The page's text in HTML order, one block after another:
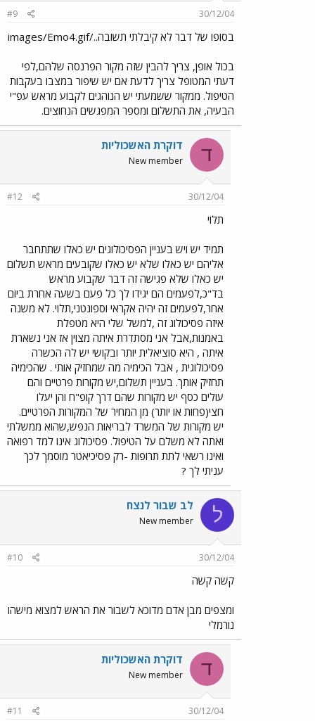
30/12/04
#9
בסופו של דבר לא קיבלתי תשובה../images/Emo4.gif
בכול אופן, צריך להבין שזה מקור הפרנסה שלהם,לפי
דעתי המטופל צריך לדעת אם יש שיפור במצבו בעקבות
הטיפול. ממקור ששמעתי יש הנוהגים לקבוע מראש עפ"י
הבעיה, את התשלום ומספר המפגשים הנחוצים.
ד דוקרת האשכוליות
New member
30/12/04
#12
תלוי
תמיד יש ויש בעניין הפסיכולוגים יש כאלו שתתחבר
אליהם יש כאלו שלא יש כאלו שקובעים מראש תשלום
יש כאלו שלא פגישה זה דבר שקבוע מראש
בד"כ,לפעמים הם יגידו לך כל פעם בשעה אחרת ביום
אחר,לפעמים זה יהיה אקראי וספונטני,תלוי. לא משנה
איזה פסיכולוג זה ,למשל שלי היא מטפלת
באמנות,אבל אני מסתדרת איתה מצוין אז אני נשארת
איתה , היא סוציאלית יותר ובקושי יש לה הכשרה
פסיכולוגית , אבל הכימיה מה שמחזיק אותי . שהכימיה
תחזיק אותך. בעניין תשלום,יש מקורות פרטיים והם
עולים כסף יש מקורות שהם דרך קופ"ח והן יעלו
חצי(פחות או יותר) מן המחיר של המקורות הפרטיים.
יש מקורות של המשרד לבריאות הנפש,שהוא ממשלתי
ואתה לא משלם על הטיפול. פסיכולוג אינו למד רפואה
ואינו רשאי לתת תרופות -רק פסיכיאטר מוסמך לכך
עניתי לך ?
ל לב שבור לנצח
New member
30/12/04
#10
קשה קשה
ומצפים מבן אדם מדוכא לשבור את הראש למצוא מישהו
נורמלי
ד דוקרת האשכוליות
New member
30/12/04
#11